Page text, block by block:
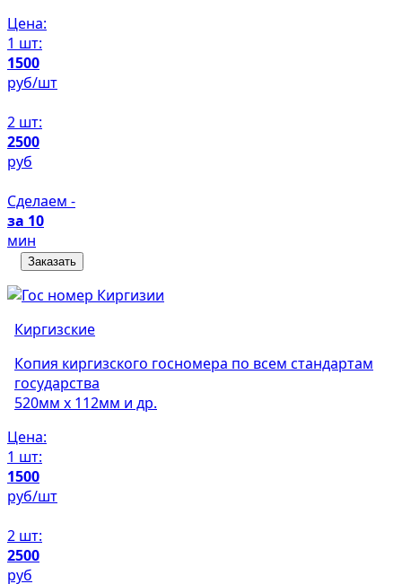
Цена:
1 шт:
1500
руб/шт
2 шт:
2500
руб
Сделаем -
за 10
мин
Заказать
Киргизские
Копия киргизского госномера по всем стандартам
государства
520мм х 112мм и др.
Цена:
1 шт:
1500
руб/шт
2 шт:
2500
руб